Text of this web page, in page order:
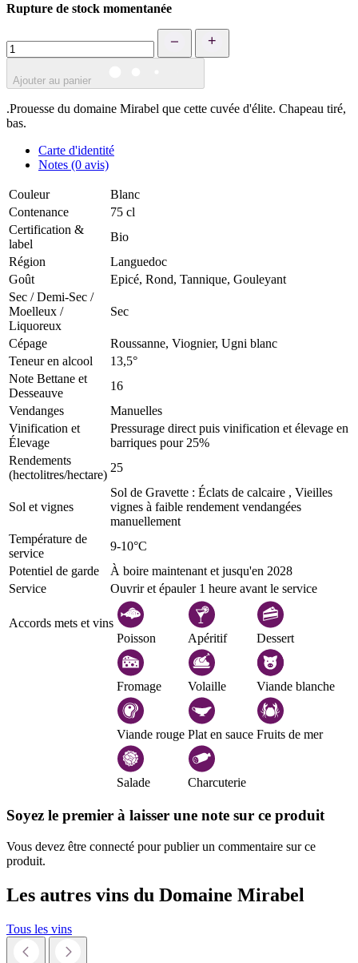
Rupture de stock momentanée
+
Ajouter au panier
.Prouesse du domaine Mirabel que cette cuvée d'élite. Chapeau tiré,
bas.
Carte d'identité
Notes (0 avis)
Couleur
Blanc
Contenance
75 cl
Certification &
label
Bio
Région
Languedoc
Goût
Epicé, Rond, Tannique, Gouleyant
Sec / Demi-Sec /
Moelleux /
Liquoreux
Sec
Cépage
Roussanne, Viognier, Ugni blanc
Teneur en alcool
13,5°
Note Bettane et
Desseauve
16
Vendanges
Manuelles
Vinification et
Élevage
Pressurage direct puis vinification et élevage en
barriques pour 25%
Rendements
(hectolitres/hectare)
25
Sol et vignes
Sol de Gravette : Éclats de calcaire , Vieilles
vignes à faible rendement vendangées
manuellement
Température de
service
9-10°C
Potentiel de garde
À boire maintenant et jusqu'en 2028
Service
Ouvrir et épauler 1 heure avant le service
Accords mets et vins
Poisson
Apéritif Dessert
Fromage Volaille Viande blanche
Viande rouge Plat en sauce Fruits de mer
Salade Charcuterie
Soyez le premier à laisser une note sur ce produit
Vous devez être connecté pour publier un commentaire sur ce
produit.
Les autres vins du Domaine Mirabel
Tous les vins